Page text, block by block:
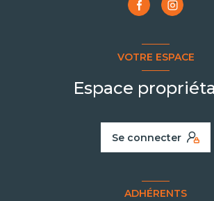
VOTRE ESPACE
Espace
Se connecter
ADHÉRENTS